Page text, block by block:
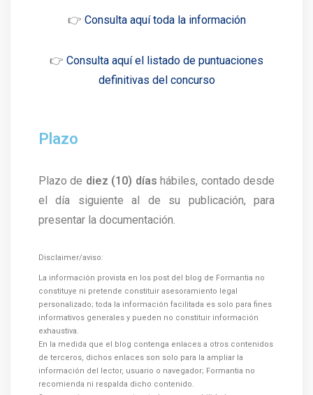
👉 Consulta aquí toda la información
👉 Consulta aquí el listado de puntuaciones
definitivas del concurso
Plazo
Plazo de diez (10) días hábiles, contado desde
el día siguiente al de su publicación, para
presentar la documentación.
Disclaimer/aviso:
La información provista en los post del blog de Formantia no
constituye ni pretende constituir asesoramiento legal
personalizado; toda la información facilitada es solo para fines
informativos generales y pueden no constituir información
exhaustiva.
En la medida que el blog contenga enlaces a otros contenidos
de terceros, dichos enlaces son solo para la ampliar la
información del lector, usuario o navegador; Formantia no
recomienda ni respalda dicho contenido.